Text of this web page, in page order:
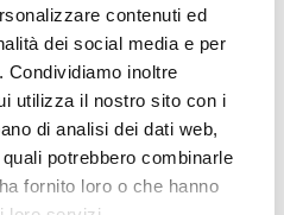
contenuti ed
dei social media e per
Condividiamo inoltre
utilizza il nostro sito con i
di analisi dei dati web,
potrebbero combinarle
fornito loro o che hanno
accensione fuochi
in giro rifiuti, ma
appositi spazi (anche i
di sigarette, i fazzolettini,